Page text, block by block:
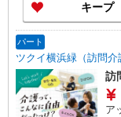
キープ
パート
ツクイ横浜緑（訪問介
訪
ア